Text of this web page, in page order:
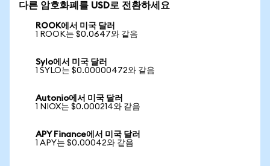
다른 암호화폐를 USD로 전환하세요
ROOK에서 미국 달러
1 ROOK는 $0.0647와 같음
Sylo에서 미국 달러
1 SYLO는 $0.00000472와 같음
Autonio에서 미국 달러
1 NIOX는 $0.000214와 같음
APY Finance에서 미국 달러
1 APY는 $0.00042와 같음